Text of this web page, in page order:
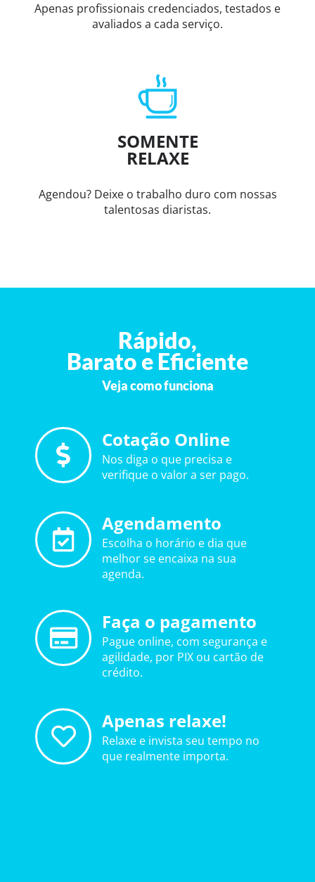
Apenas profissionais credenciados, testados e
avaliados a cada serviço.
SOMENTE
RELAXE
Agendou? Deixe o trabalho duro com nossas
talentosas diaristas.
Rápido,
Barato e Eficiente
Veja como funciona
Cotação Online
Nos diga o que precisa e
verifique o valor a ser pago.
Agendamento
Escolha o horário e dia que
melhor se encaixa na sua
agenda.
Faça o pagamento
Pague online, com segurança e
agilidade, por PIX ou cartão de
crédito.
Apenas relaxe!
Relaxe e invista seu tempo no
que realmente importa.